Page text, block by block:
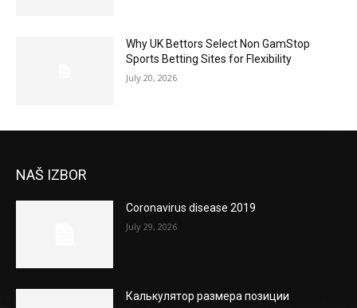
Why UK Bettors Select Non GamStop
Sports Betting Sites for Flexibility
July 20, 2026
NAŠ IZBOR
Coronavirus disease 2019
July 29, 2026
Калькулятор размера позиции